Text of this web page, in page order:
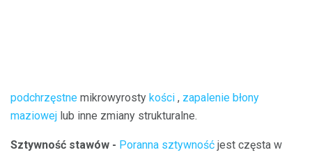
podchrzęstne mikrowyrosty kości , zapalenie błony
maziowej lub inne zmiany strukturalne.
Sztywność stawów - Poranna sztywność jest częsta w